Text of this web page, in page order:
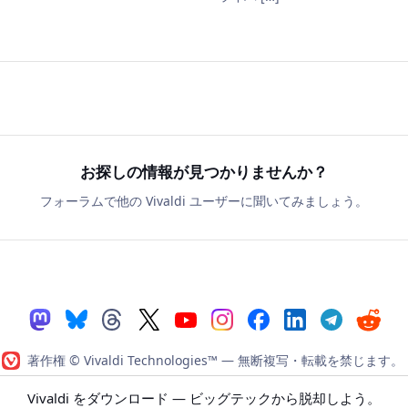
お探しの情報が見つかりませんか？
フォーラムで他の Vivaldi ユーザーに聞いてみましょう。
著作権 © Vivaldi Technologies™ — 無断複写・転載を禁じます。
Vivaldi をダウンロード — ビッグテックから脱却しよう。